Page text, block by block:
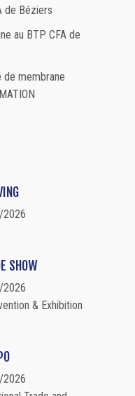
de Béziers
au BTP CFA de
de membrane
SHOW
& Exhibition